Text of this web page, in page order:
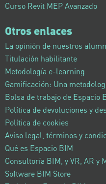
Curso Revit MEP Avanzado
Otros enlaces
La opinión de nuestros
Titulación habilitante
Metodología e-learning
Gamificación: Una
Bolsa de trabajo de Espacio
Política de devoluciones y
Política de cookies
Aviso legal, términos y
Qué es Espacio BIM
Consultoría BIM, y VR, AR y
Software BIM Store